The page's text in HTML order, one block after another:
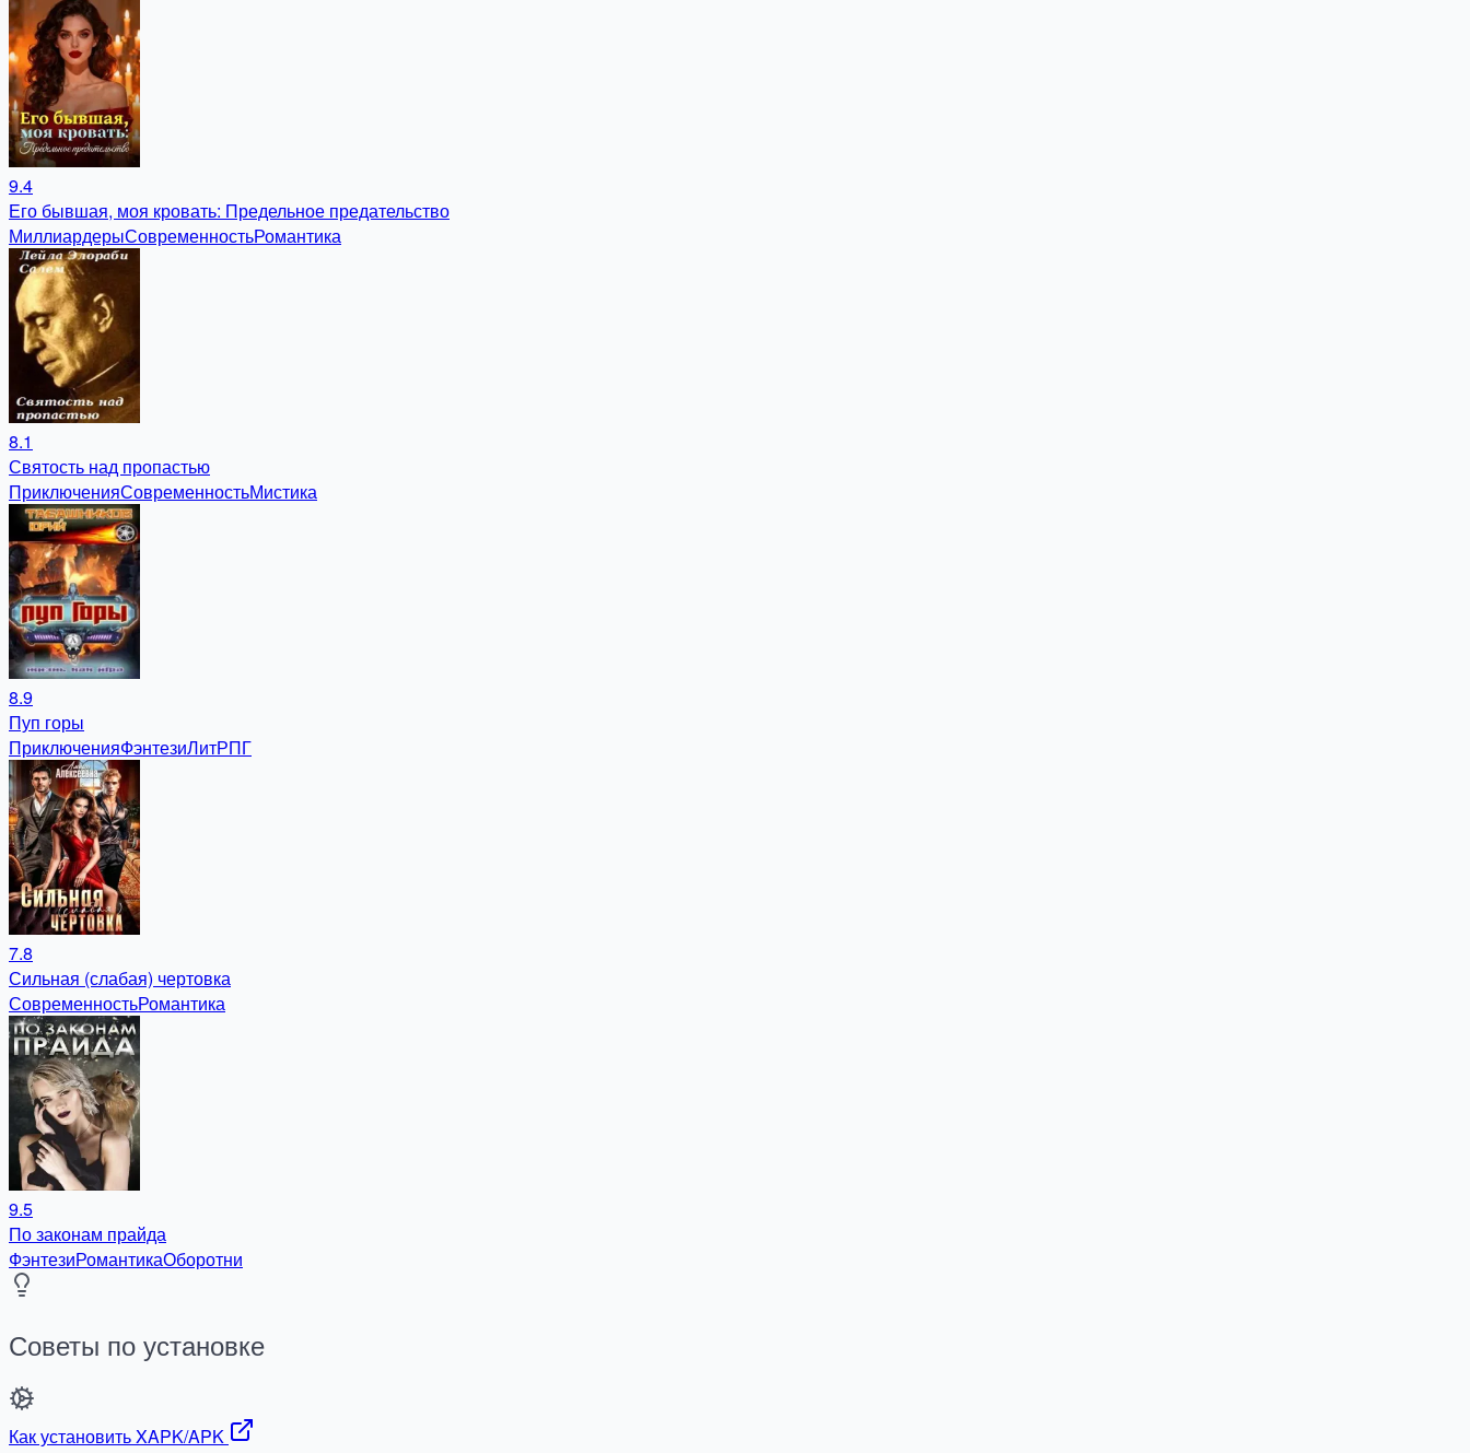
9.4
Его бывшая, моя кровать: Предельное предательство
МиллиардерыСовременностьРомантика
8.1
Святость над пропастью
ПриключенияСовременностьМистика
8.9
Пуп горы
ПриключенияФэнтезиЛитРПГ
7.8
Сильная (слабая) чертовка
СовременностьРомантика
9.5
По законам прайда
ФэнтезиРомантикаОборотни
Советы по установке
Как установить XAPK/APK